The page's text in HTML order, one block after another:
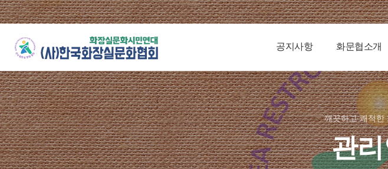
공지사항 화문협소개
깨끗하고 쾌적한
관